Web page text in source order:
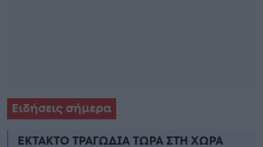
Ειδήσεις σήμερα
ΕΚΤΑΚΤΟ ΤΡΑΓΩΔΙΑ ΤΩΡΑ ΣΤΗ ΧΩΡΑ